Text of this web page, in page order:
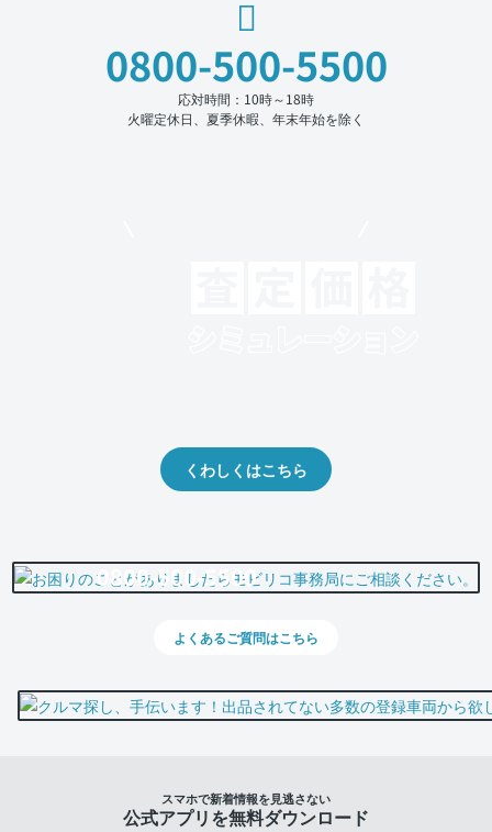
0800-500-5500
応対時間：10時～18時
火曜定休日、夏季休暇、年末年始を除く
くわしくはこちら
0800-500-5500
よくあるご質問はこちら
スマホで新着情報を見逃さない
公式アプリを無料ダウンロード